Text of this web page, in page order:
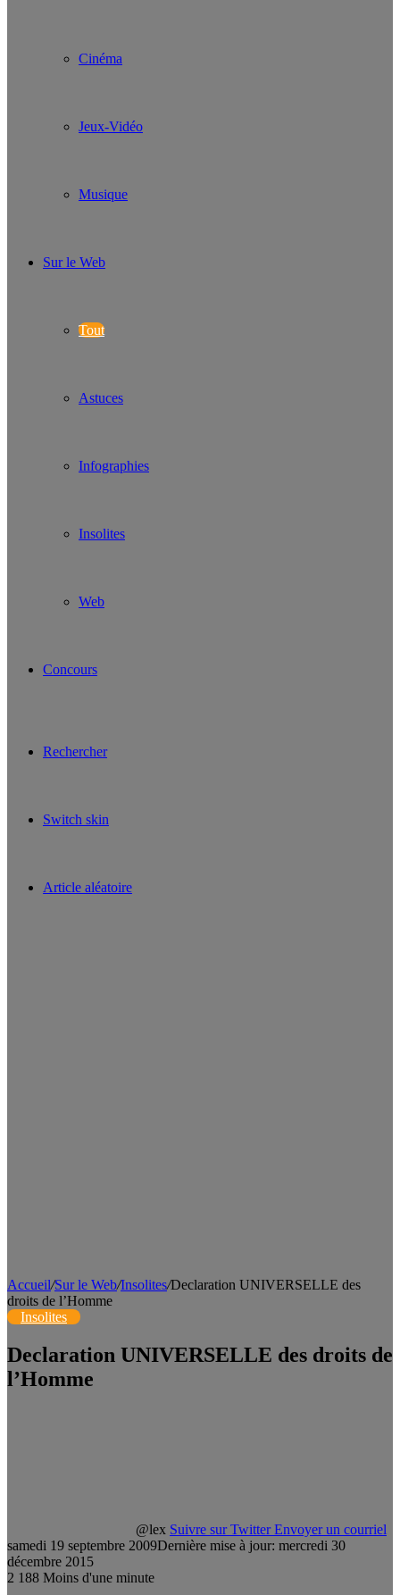
Cinéma
Jeux-Vidéo
Musique
Sur le Web
Tout
Astuces
Infographies
Insolites
Web
Concours
Rechercher
Switch skin
Article aléatoire
Accueil/Sur le Web/Insolites/Declaration UNIVERSELLE des
droits de l’Homme
Insolites
Declaration UNIVERSELLE des droits de
l’Homme
@lex Suivre sur Twitter Envoyer un courriel
samedi 19 septembre 2009Dernière mise à jour: mercredi 30
décembre 2015
2 188 Moins d'une minute